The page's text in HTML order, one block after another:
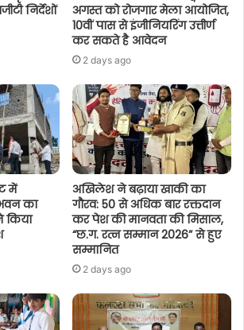
निर्देशों
अगस्त को रोजगार मेला आयोजित,
10वीं पास से इंजीनियरिंग उत्तीर्ण
कर सकते है आवेदन
2 days ago
में
का
किया
अखिलेश ने बढ़ाया खाकी का
गौरव: 50 से अधिक बार रक्तदान
कर पेश की मानवता की मिसाल,
“छ.ग. रत्न सम्मान 2026” से हुए
सम्मानित
2 days ago